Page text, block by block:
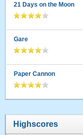
21 Days on the Moon
Gare
Paper Cannon
Highscores